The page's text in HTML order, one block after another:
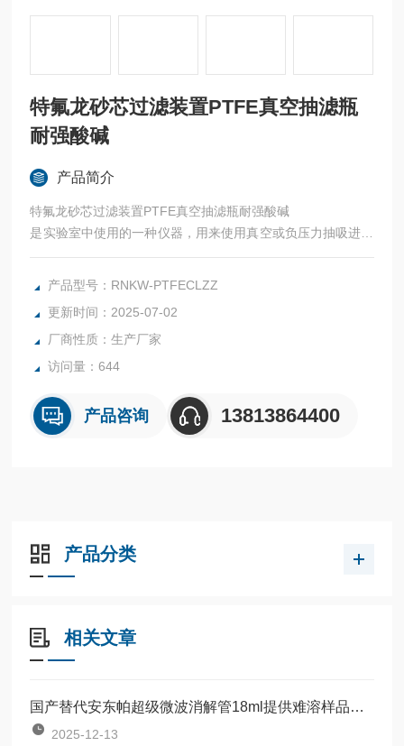
特氟龙砂芯过滤装置PTFE真空抽滤瓶
耐强酸碱
产品简介
特氟龙砂芯过滤装置PTFE真空抽滤瓶耐强酸碱
是实验室中使用的一种仪器，用来使用真空或负压力抽吸进行
过滤。
常用于有机化学实验中提取结晶。这种情况的过滤完成后，还
产品型号：RNKW-PTFECLZZ
更新时间：2025-07-02
厂商性质：生产厂家
访问量：644
产品咨询 13813864400
产品分类
相关文章
国产替代安东帕超级微波消解管18ml提供难溶样品解决方案
2025-12-13